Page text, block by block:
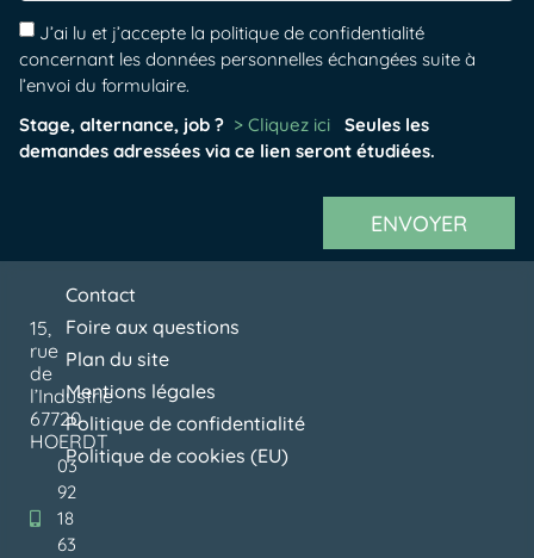
J’ai lu et j’accepte la politique de confidentialité
concernant les données personnelles échangées suite à
l’envoi du formulaire.
Stage, alternance, job ? > Cliquez ici
Seules les
demandes adressées via ce lien seront étudiées.
ENVOYER
15,
rue
de
l’Industrie
67720
HOERDT
03
92
18
63
Contact
Foire aux questions
Plan du site
Mentions légales
Politique de confidentialité
Politique de cookies (EU)